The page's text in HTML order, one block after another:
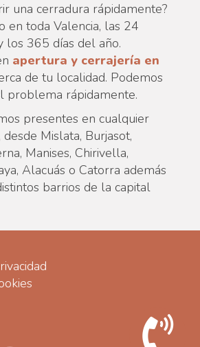
una cerradura rápidamente?
en toda Valencia, las 24
los 365 días del año.
apertura y cerrajería en
de tu localidad. Podemos
problema rápidamente.
presentes en cualquier
Mislata, Burjasot,
Manises, Chirivella,
Alacuás o Catorra además
barrios de la capital